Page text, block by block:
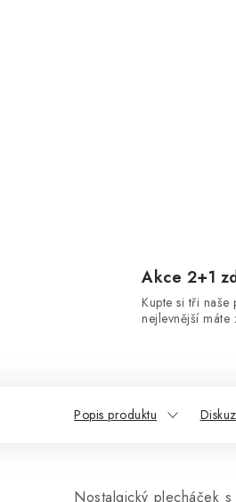
Akce 2+1
Kupte si tři naše
nejlevnější máte
Popis produktu
Nostalgický plecháček